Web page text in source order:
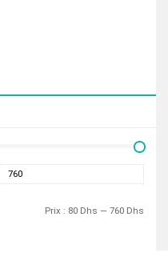
Prix : 80 Dhs — 760 Dhs